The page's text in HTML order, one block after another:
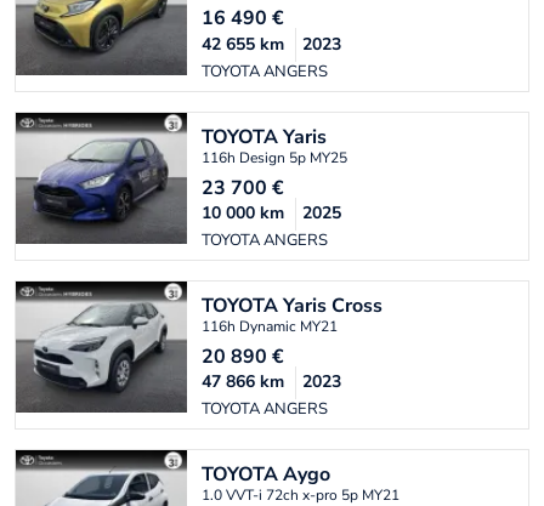
16 490 €
TOYOTA ANGERS
42 655 km 2023
TOYOTAYaris
116h Design 5p MY25
23 700 €
TOYOTA ANGERS
10 000 km 2025
TOYOTAYaris Cross
116h Dynamic MY21
20 890 €
TOYOTA ANGERS
47 866 km 2023
TOYOTAAygo
1.0 VVT-i 72ch x-pro 5p MY21